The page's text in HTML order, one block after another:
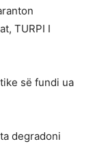
TURPI I
së fundi ua
degradoni